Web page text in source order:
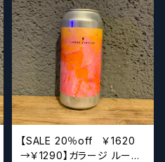
【SALE 20％off ￥1620
→￥1290】ガラージ ルーズ